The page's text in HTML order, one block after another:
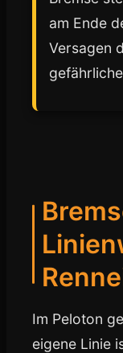
am Ende
Versagen
Im Peloton
eigene Linie